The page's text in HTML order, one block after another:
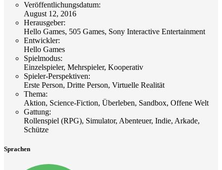
Veröffentlichungsdatum:
August 12, 2016
Herausgeber:
Hello Games, 505 Games, Sony Interactive Entertainment
Entwickler:
Hello Games
Spielmodus:
Einzelspieler, Mehrspieler, Kooperativ
Spieler-Perspektiven:
Erste Person, Dritte Person, Virtuelle Realität
Thema:
Aktion, Science-Fiction, Überleben, Sandbox, Offene Welt
Gattung:
Rollenspiel (RPG), Simulator, Abenteuer, Indie, Arkade,
Schütze
Sprachen